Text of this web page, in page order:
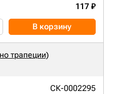
117 ₽
В корзину
трапеции)
СК-0002295